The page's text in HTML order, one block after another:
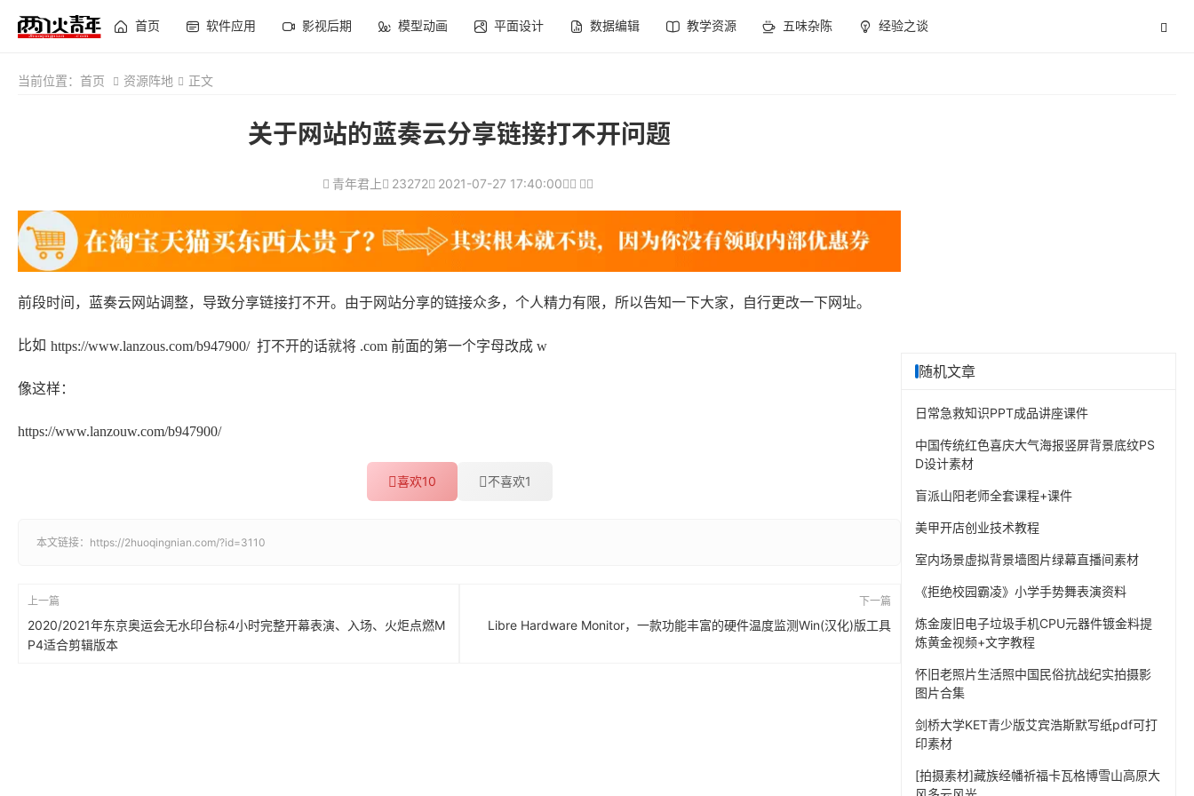
首页 软件应用 影视后期 模型动画 平面设计 数据编辑 教学资源 五味杂陈 经验之谈
当前位置： 首页 资源阵地 正文
关于网站的蓝奏云分享链接打不开问题
青年君上 23272 2021-07-27 17:40:00
前段时间，蓝奏云网站调整，导致分享链接打不开。由于网站分享的链接众多，个人精力有限，所以告知一下大家，自行更改一下网址。
比如 https://www.lanzous.com/b947900/  打不开的话就将 .com 前面的第一个字母改成 w
像这样：
https://www.lanzouw.com/b947900/
喜欢10 不喜欢1
本文链接： https://2huoqingnian.com/?id=3110
上一篇
2020/2021年东京奥运会无水印台标4小时完整开幕表演、入场、火炬点燃M
P4适合剪辑版本
下一篇
Libre Hardware Monitor，一款功能丰富的硬件温度监测Win(汉化)版工具
随机文章
日常急救知识PPT成品讲座课件
中国传统红色喜庆大气海报竖屏背景底纹PS
D设计素材
盲派山阳老师全套课程+课件
美甲开店创业技术教程
室内场景虚拟背景墙图片绿幕直播间素材
《拒绝校园霸凌》小学手势舞表演资料
炼金废旧电子垃圾手机CPU元器件镀金料提
炼黄金视频+文字教程
怀旧老照片生活照中国民俗抗战纪实拍摄影
图片合集
剑桥大学KET青少版艾宾浩斯默写纸pdf可打
印素材
[拍摄素材]藏族经幡祈福卡瓦格博雪山高原大